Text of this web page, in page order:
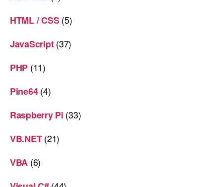
HTML / CSS(5)
JavaScript(37)
PHP (11)
Pine64(4)
Raspberry Pi (33)
VB.NET(21)
VBA (6)